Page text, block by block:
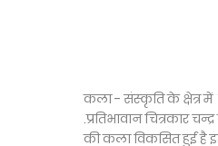
कला - संस्कृति के क्षेत्र में
.प्रतिभावान चित्रकार
की कला विकसित हुई है